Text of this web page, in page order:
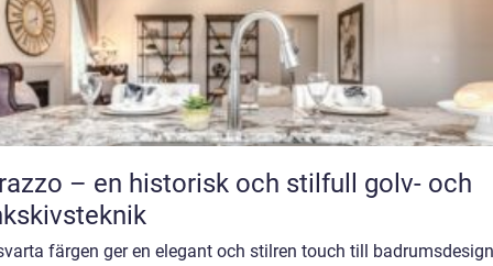
– en historisk och stilfull golv- och
färgen ger en elegant och stilren touch till